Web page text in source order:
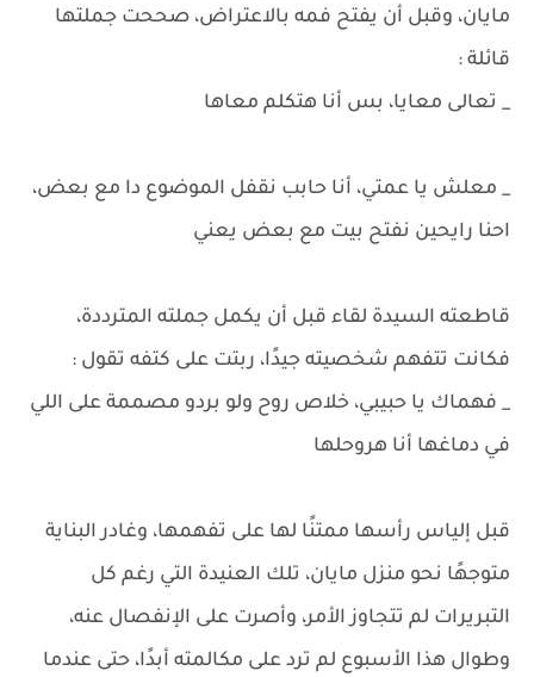
مايان، وقبل أن يفتح فمه بالاعتراض، صححت جملتها
قائلة :
_ تعالى معايا، بس أنا هتكلم معاها
_ معلش يا عمتي، أنا حابب نقفل الموضوع دا مع بعض،
احنا رايحين نفتح بيت مع بعض يعني
قاطعته السيدة لقاء قبل أن يكمل جملته المترددة،
فكانت تتفهم شخصيته جيدًا، ربتت على كتفه تقول :
_ فهماك يا حبيبي، خلاص روح ولو بردو مصممة على اللي
في دماغها أنا هروحلها
قبل إلياس رأسها ممتنًا لها على تفهمها، وغادر البناية
متوجهًا نحو منزل مايان، تلك العنيدة التي رغم كل
التبريرات لم تتجاوز الأمر، وأصرت على الإنفصال عنه،
وطوال هذا الأسبوع لم ترد على مكالمته أبدًا، حتى عندما